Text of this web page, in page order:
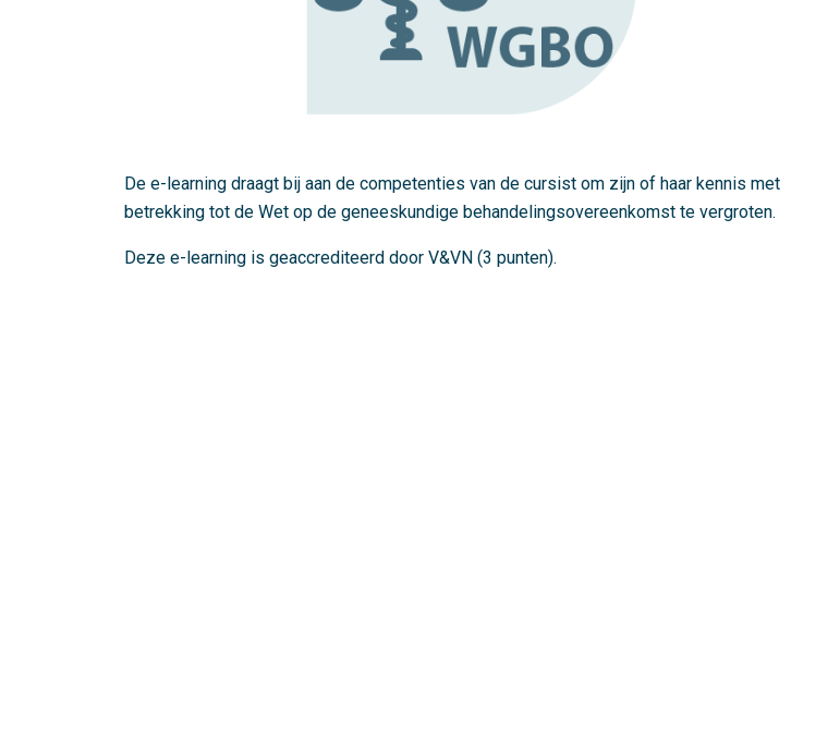
De e-learning draagt bij aan de competenties van de cursist om zijn of haar kennis met
betrekking tot de Wet op de geneeskundige behandelingsovereenkomst te vergroten.
Deze e-learning is geaccrediteerd door V&VN (3 punten).